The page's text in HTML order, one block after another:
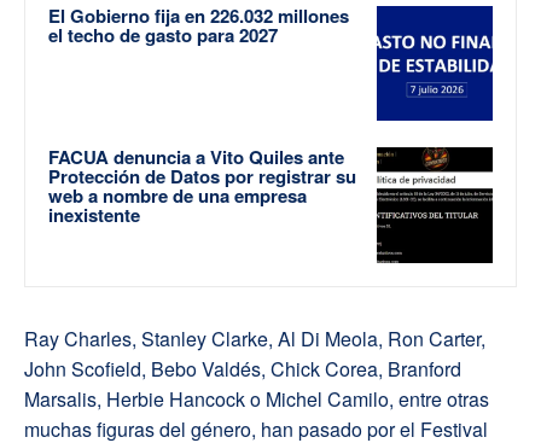
El Gobierno fija en 226.032 millones
el techo de gasto para 2027
FACUA denuncia a Vito Quiles ante
Protección de Datos por registrar su
web a nombre de una empresa
inexistente
Ray Charles, Stanley Clarke, Al Di Meola, Ron Carter,
John Scofield, Bebo Valdés, Chick Corea, Branford
Marsalis, Herbie Hancock o Michel Camilo, entre otras
muchas figuras del género, han pasado por el Festival